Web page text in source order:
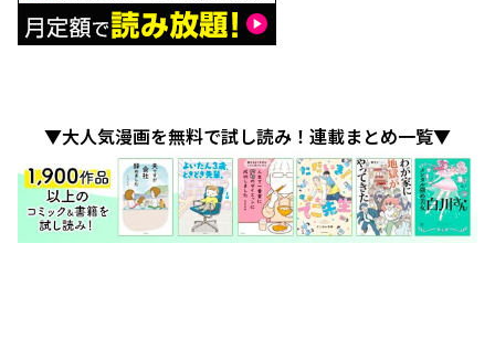
▼大人気漫画を無料で試し読み！連載まとめ一覧▼